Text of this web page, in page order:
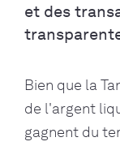
et des
Bien que la
de l'argent
gagnent du